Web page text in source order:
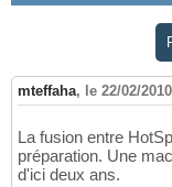
mteffaha, le 22/02/
La fusion entre
préparation. Une
d'ici deux ans.